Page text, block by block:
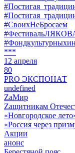
#СвоихНеБросаем
***
12 апреля
80
PRO ЭКСПОНАТ
undefined
ZaМир
Zащитникам
«Новгородское
«Россия через
Акции
анонс